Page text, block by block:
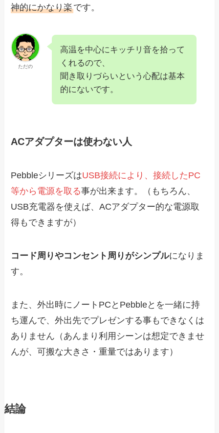
神的にかなり楽です。
ただの
高温を中心にキッチリ音を拾って
くれるので、
聞き取りづらいという心配は基本
的にないです。
ACアダプターは使わない人
PebbleシリーズはUSB接続により、接続したPC
等から電源を取る事が出来ます。（もちろん、
USB充電器を使えば、ACアダプター的な電源取
得もできますが）
コード周りやコンセント周りがシンプルになりま
す。
また、外出時にノートPCとPebbleとを一緒に持
ち運んで、外出先でプレゼンする事もできなくは
ありません（あんまり利用シーンは想定できませ
んが、可搬な大きさ・重量ではあります）
結論